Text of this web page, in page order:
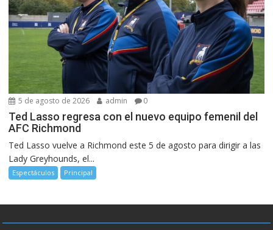
5 de agosto de 2026 admin 0
Ted Lasso regresa con el nuevo equipo femenil del
AFC Richmond
Ted Lasso vuelve a Richmond este 5 de agosto para dirigir a las
Lady Greyhounds, el...
Espectáculos Principal